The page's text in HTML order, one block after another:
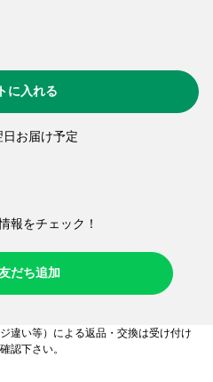
お届け予定
に入れる
報をチェック！​
だち追加
違い等）による返品・交換は受け付け
認下さい。